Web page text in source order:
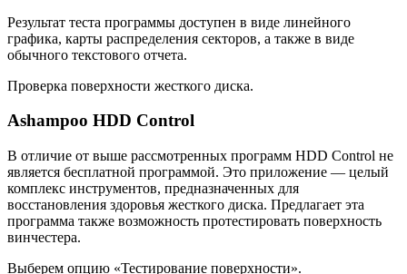
Результат теста программы доступен в виде линейного
графика, карты распределения секторов, а также в виде
обычного текстового отчета.
Проверка поверхности жесткого диска.
Ashampoo HDD Control
В отличие от выше рассмотренных программ HDD Control не
является бесплатной программой. Это приложение — целый
комплекс инструментов, предназначенных для
восстановления здоровья жесткого диска. Предлагает эта
программа также возможность протестировать поверхность
винчестера.
Выберем опцию «Тестирование поверхности».